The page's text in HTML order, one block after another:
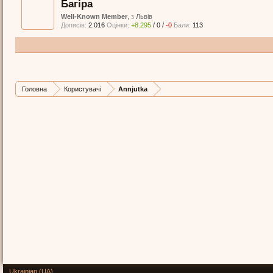
Багіра
Well-Known Member з Львів
Дописів: 2.016 Оцінки: +8.295 / 0 / -0 Бали: 113
Головна Користувачі Annjutka
Ukrainian (UA)